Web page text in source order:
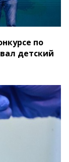
по
детский